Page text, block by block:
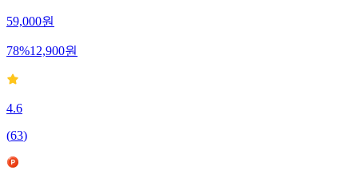
59,000원
78%12,900원
4.6
(63)